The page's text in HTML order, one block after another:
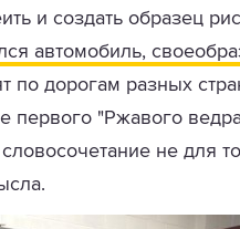
и создать образец
автомобиль,
по дорогам разных
первого "Ржавого
не для